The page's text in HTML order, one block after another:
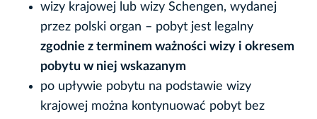
wizy krajowej lub wizy Schengen, wydanej
przez polski organ – pobyt jest legalny
zgodnie z terminem ważności wizy i okresem
pobytu w niej wskazanym
po upływie pobytu na podstawie wizy
krajowej można kontynuować pobyt bez